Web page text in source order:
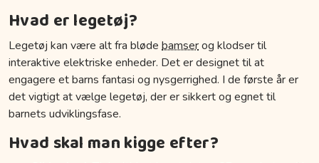
Hvad er legetøj?
Legetøj kan være alt fra bløde bamserog klodser til
interaktive elektriske enheder. Det er designet til at
engagere et barns fantasi og nysgerrighed. I de første år er
det vigtigt at vælge legetøj, der er sikkert og egnet til
barnets udviklingsfase.
Hvad skal man kigge efter?